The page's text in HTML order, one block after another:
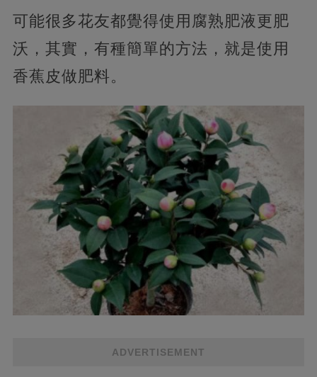
可能很多花友都覺得使用腐熟肥液更肥
沃，其實，有種簡單的方法，就是使用
香蕉皮做肥料。
ADVERTISEMENT